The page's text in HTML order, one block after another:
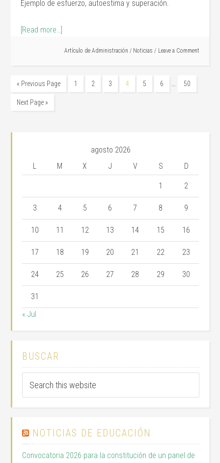
Ejemplo de esfuerzo, autoestima y superación.
[Read more…]
Artículo de Administración / Noticias Leave a Comment
« Previous Page 1 2 3 4 5 6 … 50
Next Page »
agosto 2026
L
M X J V S D
1 2
3 4 5 6 7 8 9
10 11 12 13 14 15 16
17 18 19 20 21 22 23
24 25 26 27 28 29 30
31
« Jul
BUSCAR
NOTICIAS DE EDUCACIÓN
Convocatoria 2026 para la constitución de un panel de